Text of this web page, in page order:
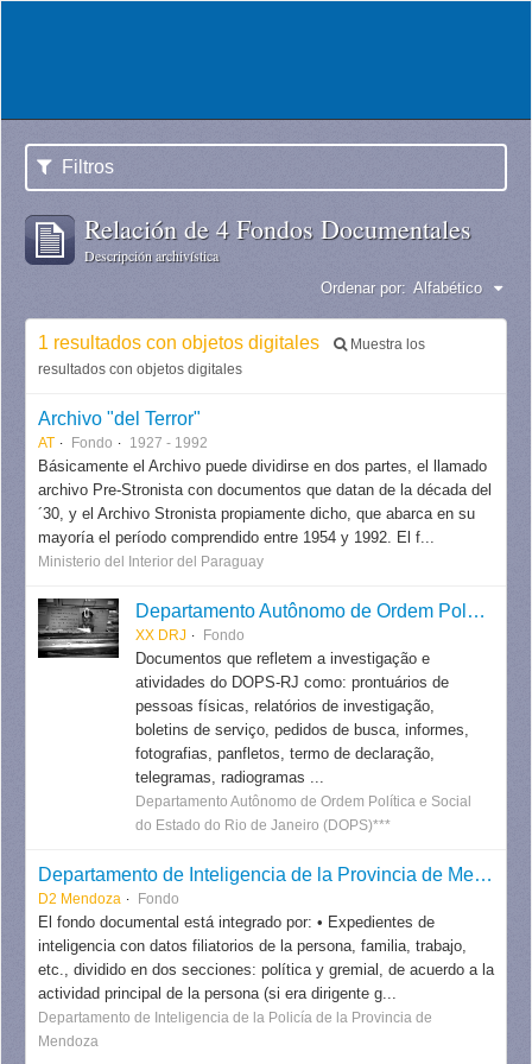
Filtros
Relación de 4 Fondos Documentales
Descripción archivística
Ordenar por: Alfabético
1 resultados con objetos digitales
Muestra los
resultados con objetos digitales
Archivo "del Terror"
AT Fondo 1927 - 1992
Básicamente el Archivo puede dividirse en dos partes, el llamado
archivo Pre-Stronista con documentos que datan de la década del
´30, y el Archivo Stronista propiamente dicho, que abarca en su
mayoría el período comprendido entre 1954 y 1992. El f...
Ministerio del Interior del Paraguay
Departamento Autônomo de Ordem Política e Social do Estado do Rio de Janeiro
XX DRJ Fondo
Documentos que refletem a investigação e
atividades do DOPS-RJ como: prontuários de
pessoas físicas, relatórios de investigação,
boletins de serviço, pedidos de busca, informes,
fotografias, panfletos, termo de declaração,
telegramas, radiogramas ...
Departamento Autônomo de Ordem Política e Social
do Estado do Rio de Janeiro (DOPS)***
Departamento de Inteligencia de la Provincia de Mendoza
D2 Mendoza Fondo
El fondo documental está integrado por: • Expedientes de
inteligencia con datos filiatorios de la persona, familia, trabajo,
etc., dividido en dos secciones: política y gremial, de acuerdo a la
actividad principal de la persona (si era dirigente g...
Departamento de Inteligencia de la Policía de la Provincia de
Mendoza